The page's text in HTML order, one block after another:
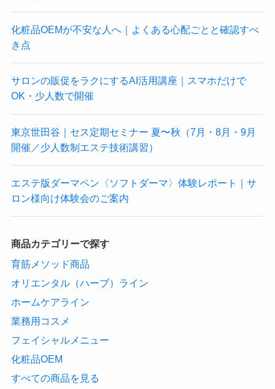
化粧品OEMが不安な人へ｜よくある心配ごとと確認すべ
き点
サロンの販促をラクにするAI活用講座｜スマホだけで
OK・少人数で開催
東京世田谷｜セス定期セミナー 夏〜秋（7月・8月・9月
開催／少人数制エステ技術講習）
エステ版ダーマペン〈ソフトダーマ〉体験レポート｜サ
ロン様向け体験会のご案内
商品カテゴリーで探す
育筋メソッド商品
オリエンタル（ハーブ）ライン
ホームケアライン
業務用コスメ
フェイシャルメニュー
化粧品OEM
すべての商品を見る